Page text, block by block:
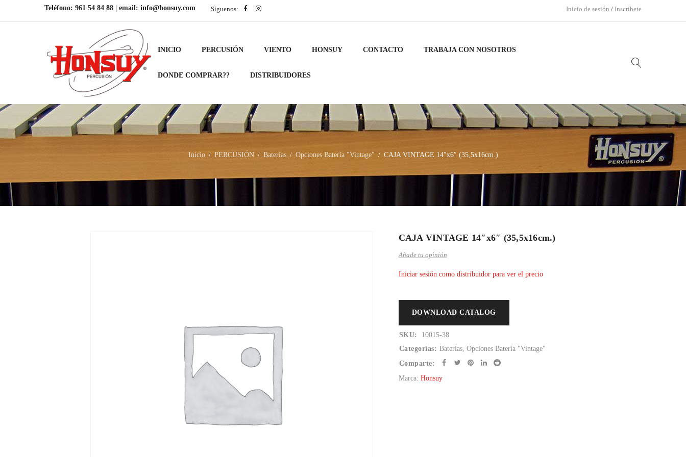
Teléfono: 961 54 84 88 | email: info@honsuy.com Síguenos: Inicio de sesión / Inscríbete
INICIO PERCUSIÓN VIENTO HONSUY CONTACTO TRABAJA CON NOSOTROS
DONDE COMPRAR?? DISTRIBUIDORES
Inicio / PERCUSIÓN / Baterías / Opciones Batería "Vintage" / CAJA VINTAGE 14″x6″ (35,5x16cm.)
CAJA VINTAGE 14″x6″ (35,5x16cm.)
Añade tu opinión
Iniciar sesión como distribuidor para ver el precio
DOWNLOAD CATALOG
SKU:
10015-38
Categorías: Baterías, Opciones Batería "Vintage"
Comparte:
Marca: Honsuy